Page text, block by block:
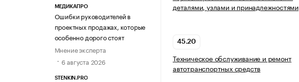
МЕДИКАПРО
Ошибки руководителей в
проектных продажах, которые
особенно дорого стоят
Мнение эксперта
6 августа 2026
STENKIN.PRO
деталями, узлами и принадлежностями
45.20
Техническое обслуживание и ремонт
автотранспортных средств